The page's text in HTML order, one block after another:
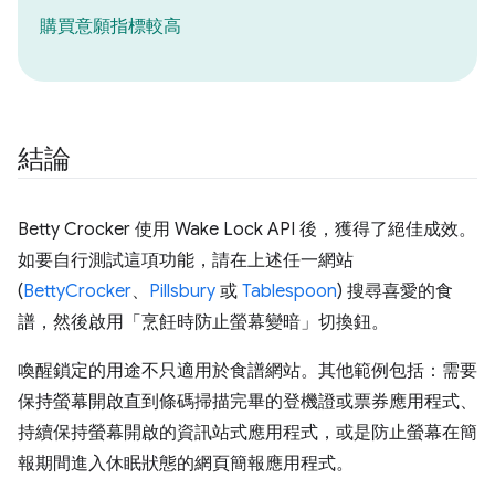
購買意願指標較高
結論
Betty Crocker 使用 Wake Lock API 後，獲得了絕佳成效。
如要自行測試這項功能，請在上述任一網站
(BettyCrocker、 Pillsbury 或 Tablespoon) 搜尋喜愛的食
譜，然後啟用「烹飪時防止螢幕變暗」 切換鈕。
喚醒鎖定的用途不只適用於食譜網站。其他範例包括：需要
保持螢幕開啟直到條碼掃描完畢的登機證或票券應用程式、
持續保持螢幕開啟的資訊站式應用程式，或是防止螢幕在簡
報期間進入休眠狀態的網頁簡報應用程式。